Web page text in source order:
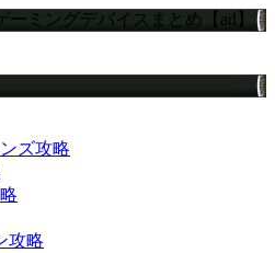
ミングデバイスまとめ【ad】
ズ攻略
攻略